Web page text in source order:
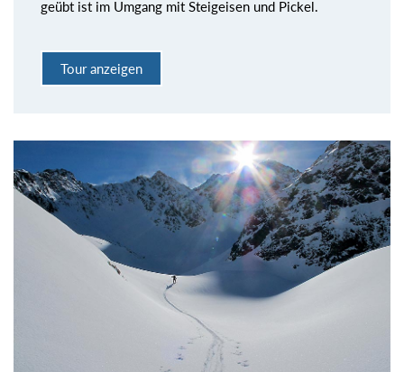
geübt ist im Umgang mit Steigeisen und Pickel.
Tour anzeigen